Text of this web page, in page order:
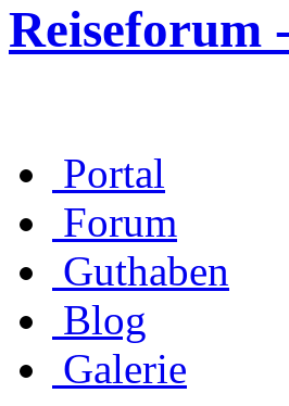
Reiseforum
Portal
Forum
Guthaben
Blog
Galerie